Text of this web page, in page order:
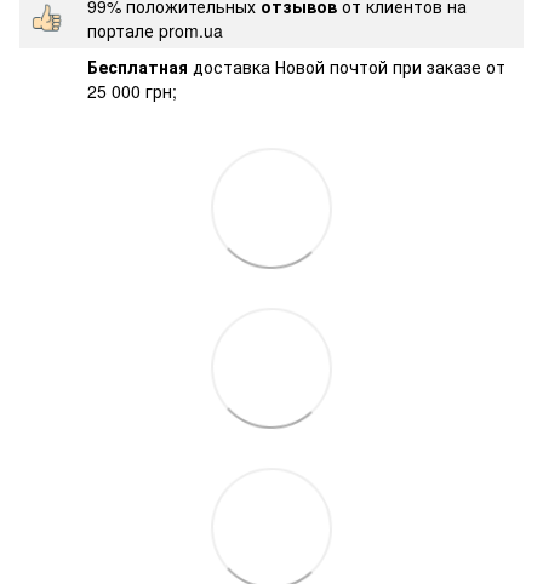
99% положительных отзывов от клиентов на
портале prom.ua
Бесплатная доставка Новой почтой при заказе от
25 000 грн;